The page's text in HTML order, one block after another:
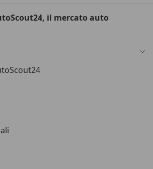
il mercato auto